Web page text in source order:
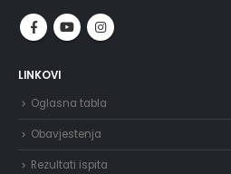
LINKOVI
Oglasna tabla
Obavjestenja
Rezultati ispita